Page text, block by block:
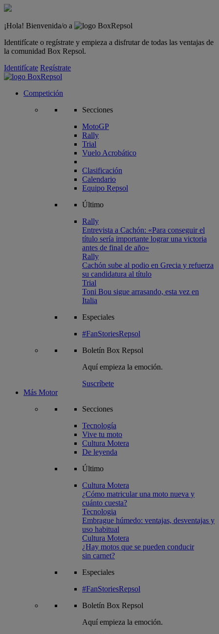
¡Hola! Bienvenida/o a
Identifícate o regístrate y empieza a disfrutar de todas las ventajas de
la comunidad Box Repsol.
Identifícate Regístrate
Competición
Secciones
MotoGP
Rally
Trial
Vuelo Acrobático
Clasificación
Calendario
Equipo Repsol
Último
Rally
Entrevista a Cachón: «Para conseguir el
título sería importante lograr una victoria
antes de final de año»
Rally
Cachón sube al podio en Grecia y refuerza
su candidatura al título
Trial
Toni Bou sigue arrasando, esta vez en
Italia
Especiales
#FanStoriesRepsol
Boletín Box Repsol
Aquí empieza la emoción.
Suscríbete
Más Motor
Secciones
Tecnología
Vive tu moto
Cultura Motera
De leyenda
Último
Cultura Motera
¿Cómo matricular una moto nueva y
cuánto cuesta?
Tecnologia
Embrague húmedo: ventajas, desventajas y
uso habitual
Cultura Motera
¿Hay motos que se pueden conducir
sin carnet?
Especiales
#FanStoriesRepsol
Boletín Box Repsol
Aquí empieza la emoción.